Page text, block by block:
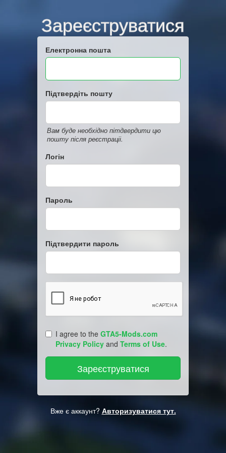
Зареєструватися
Електронна пошта
Підтвердіть пошту
Вам буде необхідно пітдвердити цю
пошту після реєстраціі.
Логін
Пароль
Підтвердити пароль
I agree to the GTA5-Mods.com
Privacy Policy and Terms of Use.
Вже є аккаунт? Авторизуватися тут.